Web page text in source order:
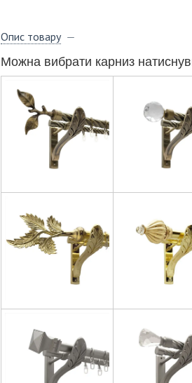
Опис товару
Можна вибрати карниз